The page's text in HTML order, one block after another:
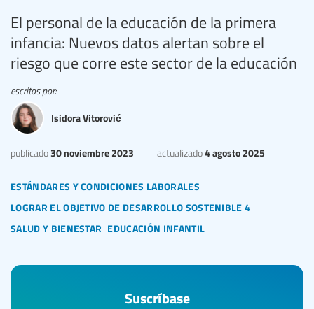
El personal de la educación de la primera
infancia: Nuevos datos alertan sobre el
riesgo que corre este sector de la educación
estándares y condiciones laborales
lograr el objetivo de desarrollo sostenible 4
salud y bienestar educación infantil
publicado 30 noviembre 2023 actualizado4 agosto 2025
escritos por:
Isidora Vitorović
Suscríbase